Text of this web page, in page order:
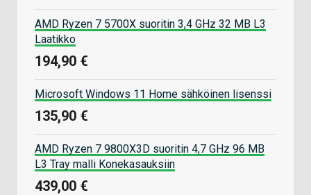
AMD Ryzen 7 5700X suoritin 3,4 GHz 32 MB L3
Laatikko
194,90 €
Microsoft Windows 11 Home sähköinen lisenssi
135,90 €
AMD Ryzen 7 9800X3D suoritin 4,7 GHz 96 MB
L3 Tray malli Konekasauksiin
439,00 €